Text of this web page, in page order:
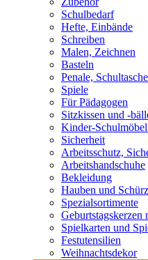
Schulbedarf
Hefte, Einbände
Schreiben
Malen, Zeichnen
Basteln
Penale,
Spiele
Für Pädagogen
Sitzkissen und -
Kinder-
Sicherheit
Arbeitsschutz,
Arbeitshandschuhe
Bekleidung
Hauben und
Spezialsortimente
Geburtstagskerzen
Spielkarten und
Festutensilien
Weihnachtsdekor